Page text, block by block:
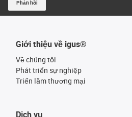
Phản hồi
Giới thiệu về igus®
Về chúng tôi
Phát triển sự nghiệp
Triển lãm thương mại
Dịch vụ